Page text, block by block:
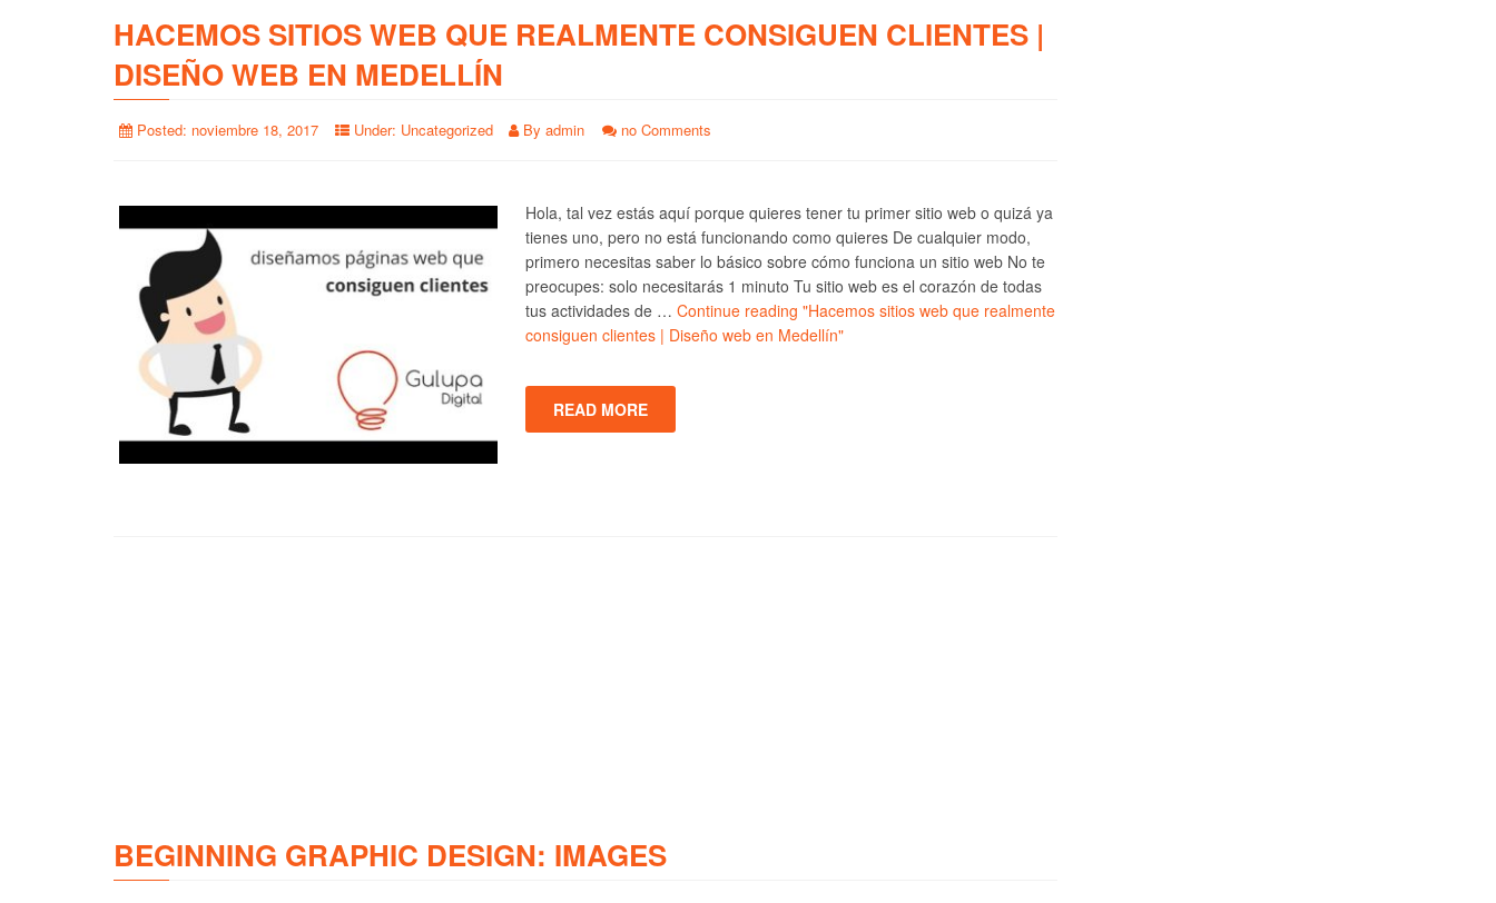
HACEMOS SITIOS WEB QUE REALMENTE CONSIGUEN CLIENTES |
DISEÑO WEB EN MEDELLÍN
Posted: noviembre 18, 2017 Under: Uncategorized By admin no Comments
Hola, tal vez estás aquí porque quieres tener tu primer sitio web o quizá ya
tienes uno, pero no está funcionando como quieres De cualquier modo,
primero necesitas saber lo básico sobre cómo funciona un sitio web No te
preocupes: solo necesitarás 1 minuto Tu sitio web es el corazón de todas
tus actividades de … Continue reading "Hacemos sitios web que realmente
consiguen clientes | Diseño web en Medellín"
READ MORE
BEGINNING GRAPHIC DESIGN: IMAGES